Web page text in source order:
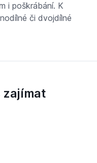
i poškrábání. K
či dvojdílné
zajímat